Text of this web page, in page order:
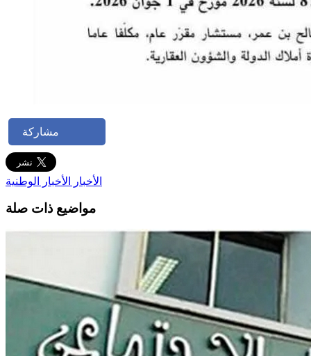
مشاركة
الأخبار الأخبار الوطنية
مواضيع ذات صلة